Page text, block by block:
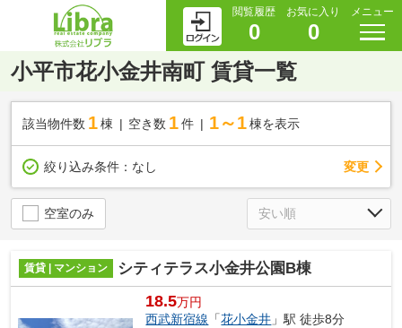
閲覧履歴
0
お気に入り
0
メニュー
小平市花小金井南町 賃貸一覧
該当物件数 1棟 空き数 1 件 1～1 棟を表示
絞り込み条件： なし 変更
空室のみ
賃貸 | マンション シティテラス小金井公園B棟
18.5万円
西武新宿線 「花小金井 」駅 徒歩8分